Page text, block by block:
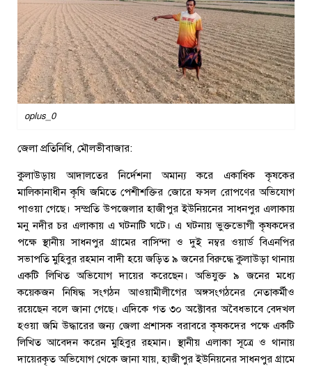
oplus_0
জেলা প্রতিনিধি, মৌলভীবাজার:
কুলাউড়ায় আদালতের নির্দেশনা অমান্য করে একাধিক কৃষকের
মালিকানাধীন কৃষি জমিতে পেশীশক্তির জোরে ফসল রোপণের অভিযোগ
পাওয়া গেছে। সম্প্রতি উপজেলার হাজীপুর ইউনিয়নের সাধনপুর এলাকায়
মনু নদীর চর এলাকায় এ ঘটনাটি ঘটে। এ ঘটনায় ভুক্তভোগী কৃষকদের
পক্ষে স্থানীয় সাধনপুর গ্রামের বাসিন্দা ও দুই নম্বর ওয়ার্ড বিএনপির
সভাপতি মুহিবুর রহমান বাদী হয়ে জড়িত ৯ জনের বিরুদ্ধে কুলাউড়া থানায়
একটি লিখিত অভিযোগ দায়ের করেছেন। অভিযুক্ত ৯ জনের মধ্যে
কয়েকজন নিষিদ্ধ সংগঠন আওয়ামীলীগের অঙ্গসংগঠনের নেতাকর্মীও
রয়েছেন বলে জানা গেছে। এদিকে গত ৩০ অক্টোবর অবৈধভাবে বেদখল
হওয়া জমি উদ্ধারের জন্য জেলা প্রশাসক বরাবরে কৃষকদের পক্ষে একটি
লিখিত আবেদন করেন মুহিবুর রহমান। স্থানীয় এলাকা সূত্রে ও থানায়
দায়েরকৃত অভিযোগ থেকে জানা যায়, হাজীপুর ইউনিয়নের সাধনপুর গ্রামে